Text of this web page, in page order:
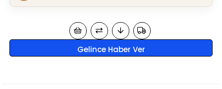
Gelince Haber Ver